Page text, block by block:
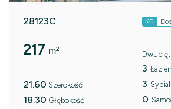
28123C KC
217 m²
21.60 Szerokość
18.30 Głębokość
3
3
0